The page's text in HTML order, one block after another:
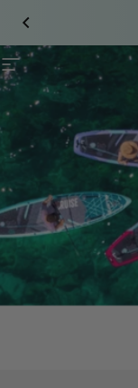
Site navigation